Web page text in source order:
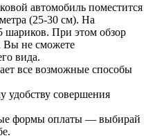
автомобиль поместится
(25-30 см). На
шариков. При этом обзор
Вы не сможете
вида.
все возможные способы
удобству совершения
формы оплаты — выбирай